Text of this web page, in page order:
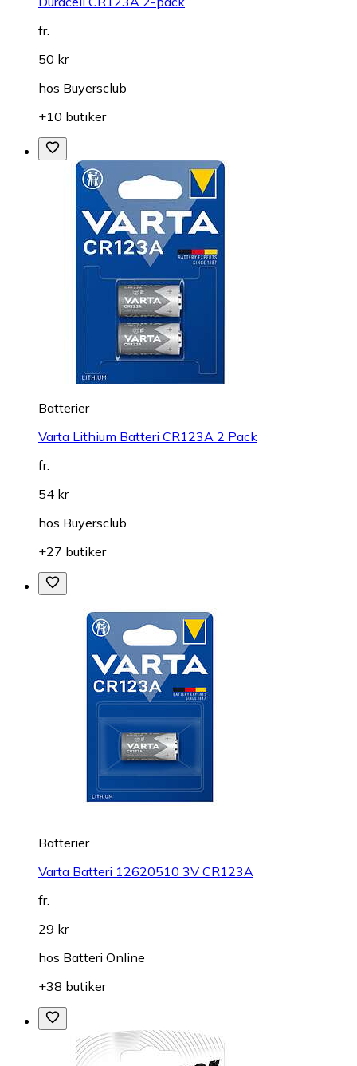
fr.
50 kr
hos Buyersclub
+10 butiker
Batterier
Varta Lithium Batteri CR123A 2 Pack
fr.
54 kr
hos Buyersclub
+27 butiker
Batterier
Varta Batteri 12620510 3V CR123A
fr.
29 kr
hos Batteri Online
+38 butiker